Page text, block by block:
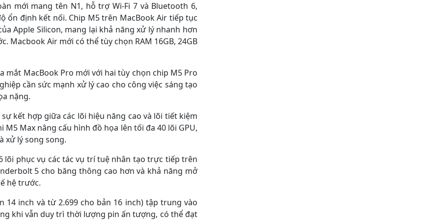
mới mang tên N1, hỗ trợ Wi-Fi 7 và Bluetooth 6,
ổn định kết nối. Chip M5 trên MacBook Air tiếp tục
Apple Silicon, mang lại khả năng xử lý nhanh hơn
Macbook Air mới có thể tùy chọn RAM 16GB, 24GB
mắt MacBook Pro mới với hai tùy chọn chip M5 Pro
cần sức mạnh xử lý cao cho công việc sáng tạo
nặng.
kết hợp giữa các lõi hiệu năng cao và lõi tiết kiệm
Max nâng cấu hình đồ họa lên tối đa 40 lõi GPU,
xử lý song song.
lõi phục vụ các tác vụ trí tuệ nhân tạo trực tiếp trên
5 cho băng thông cao hơn và khả năng mở
hệ trước.
14 inch và từ 2.699 cho bản 16 inch) tập trung vào
khi vẫn duy trì thời lượng pin ấn tượng, có thể đạt